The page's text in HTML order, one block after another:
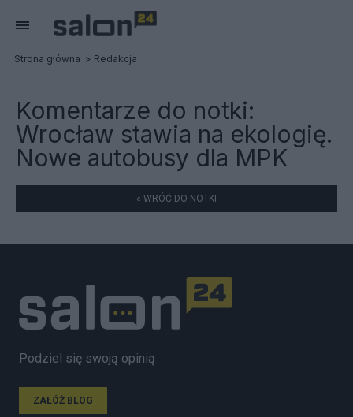
Strona główna Redakcja
Komentarze do notki:
Wrocław stawia na ekologię.
Nowe autobusy dla MPK
« WRÓĆ DO NOTKI
Podziel się swoją opinią
ZAŁÓŻ BLOG